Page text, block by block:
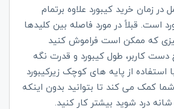
در زمان خرید کیبورد علاوه برتمام
است. قبلاً در مورد فاصله بین کلیدها
که ممکن است فراموش کنید
کاربر، طول کیبورد و قدرت نگه
از پایه های کوچک زیرکیبورد
کمک می کند تا بتوانید بدون اینکه
درد شوید بیشتر کار کنید.